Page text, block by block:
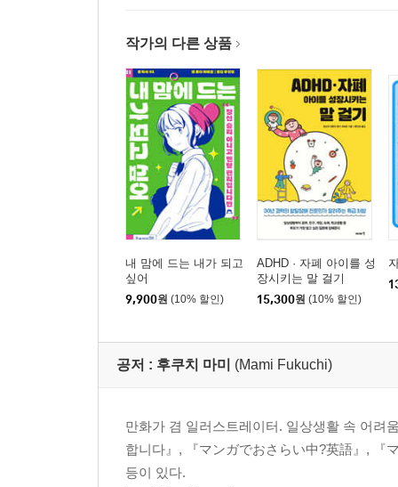
작가의 다른 상품
내 맘에 드는 내가 되고
싶어
9,900원 (10% 할인)
ADHD · 자폐 아이를 성
장시키는 말 걸기
15,300원 (10% 할인)
공저 : 후쿠치 마미 (Mami Fukuchi)
만화가 겸 일러스트레이터. 일상생활 속 어려
합니다』, 『マンガでおさらい中?英語』, 『
등이 있다.